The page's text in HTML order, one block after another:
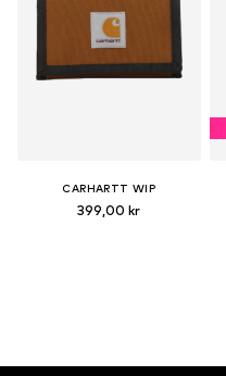
CARHARTT WIP
399,00 kr